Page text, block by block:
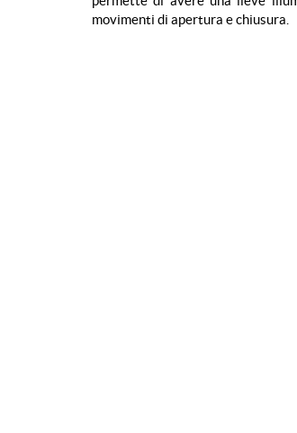
movimenti di apertura e chiusura.